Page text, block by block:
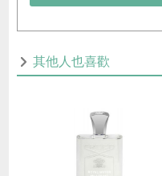
其他人也喜歡